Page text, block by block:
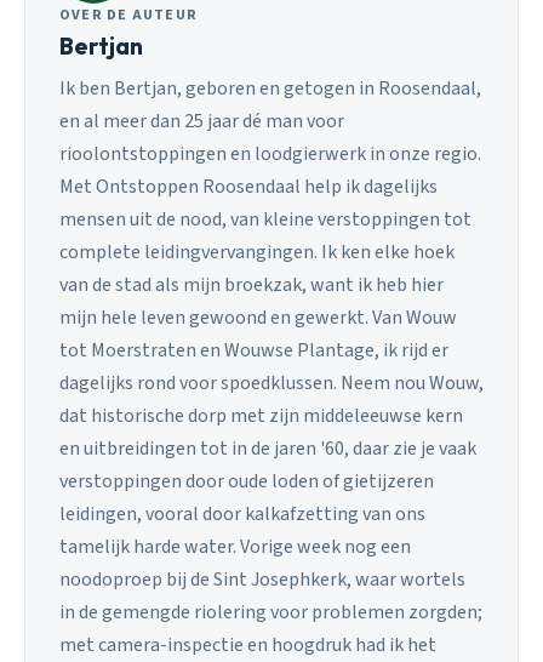
OVER DE AUTEUR
Bertjan
Ik ben Bertjan, geboren en getogen in Roosendaal,
en al meer dan 25 jaar dé man voor
rioolontstoppingen en loodgierwerk in onze regio.
Met Ontstoppen Roosendaal help ik dagelijks
mensen uit de nood, van kleine verstoppingen tot
complete leidingvervangingen. Ik ken elke hoek
van de stad als mijn broekzak, want ik heb hier
mijn hele leven gewoond en gewerkt. Van Wouw
tot Moerstraten en Wouwse Plantage, ik rijd er
dagelijks rond voor spoedklussen. Neem nou Wouw,
dat historische dorp met zijn middeleeuwse kern
en uitbreidingen tot in de jaren '60, daar zie je vaak
verstoppingen door oude loden of gietijzeren
leidingen, vooral door kalkafzetting van ons
tamelijk harde water. Vorige week nog een
noodoproep bij de Sint Josephkerk, waar wortels
in de gemengde riolering voor problemen zorgden;
met camera-inspectie en hoogdruk had ik het